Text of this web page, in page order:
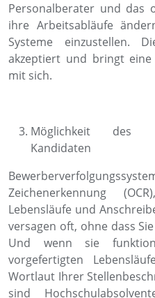
Personalberater und das
ihre Arbeitsabläufe
Systeme einzustellen.
akzeptiert und bringt eine
mit sich.
Möglichkeit des
Kandidaten
Zeichenerkennung
Lebensläufe und
versagen oft, ohne dass
Und wenn sie
vorgefertigten
Wortlaut Ihrer
sind